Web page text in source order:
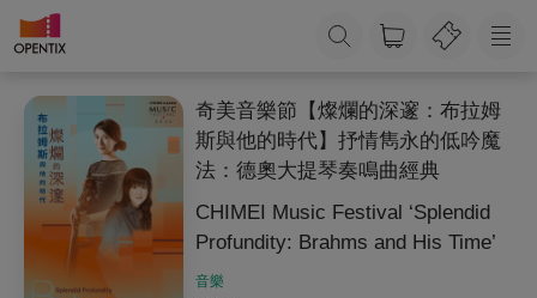
奇美音樂節【燦爛的深邃：布拉姆
斯與他的時代】抒情雋永的低吟魔
法：德奧大提琴奏鳴曲經典
CHIMEI Music Festival ‘Splendid
Profundity: Brahms and His Time’
音樂